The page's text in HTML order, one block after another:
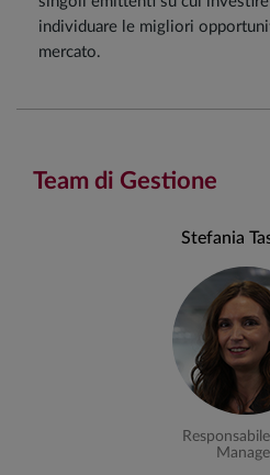
individuare le migliori
mercato.
Team di Gestione
Stefania